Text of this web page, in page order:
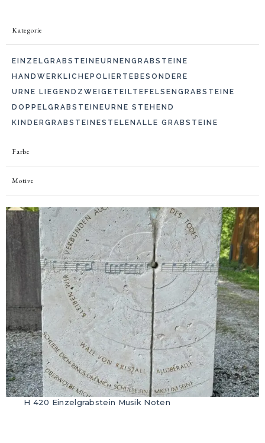
Kategorie
EINZELGRABSTEINEURNENGRABSTEINE
HANDWERKLICHEPOLIERTEBESONDERE
URNE LIEGEND ZWEIGETEILTEFELSENGRABSTEINE
DOPPELGRABSTEINEURNE STEHEND
KINDERGRABSTEINESTELEN ALLE GRABSTEINE
Farbe
Motive
H 420 Einzelgrabstein Musik Noten